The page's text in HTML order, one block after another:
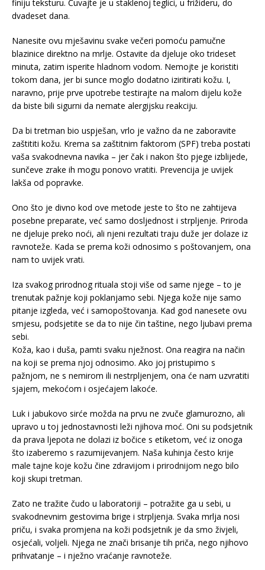
finiju teksturu. Čuvajte je u staklenoj teglici, u frižideru, do
dvadeset dana.
Nanesite ovu mješavinu svake večeri pomoću pamučne
blazinice direktno na mrlje. Ostavite da djeluje oko trideset
minuta, zatim isperite hladnom vodom. Nemojte je koristiti
tokom dana, jer bi sunce moglo dodatno iziritirati kožu. I,
naravno, prije prve upotrebe testirajte na malom dijelu kože
da biste bili sigurni da nemate alergijsku reakciju.
Da bi tretman bio uspješan, vrlo je važno da ne zaboravite
zaštititi kožu. Krema sa zaštitnim faktorom (SPF) treba postati
vaša svakodnevna navika – jer čak i nakon što pjege izblijede,
sunčeve zrake ih mogu ponovo vratiti. Prevencija je uvijek
lakša od popravke.
Ono što je divno kod ove metode jeste to što ne zahtijeva
posebne preparate, već samo dosljednost i strpljenje. Priroda
ne djeluje preko noći, ali njeni rezultati traju duže jer dolaze iz
ravnoteže. Kada se prema koži odnosimo s poštovanjem, ona
nam to uvijek vrati.
Iza svakog prirodnog rituala stoji više od same njege – to je
trenutak pažnje koji poklanjamo sebi. Njega kože nije samo
pitanje izgleda, već i samopoštovanja. Kad god nanesete ovu
smjesu, podsjetite se da to nije čin taštine, nego ljubavi prema
sebi.
Koža, kao i duša, pamti svaku nježnost. Ona reagira na način
na koji se prema njoj odnosimo. Ako joj pristupimo s
pažnjom, ne s nemirom ili nestrpljenjem, ona će nam uzvratiti
sjajem, mekoćom i osjećajem lakoće.
Luk i jabukovo sirće možda na prvu ne zvuče glamurozno, ali
upravo u toj jednostavnosti leži njihova moć. Oni su podsjetnik
da prava ljepota ne dolazi iz bočice s etiketom, već iz onoga
što izaberemo s razumijevanjem. Naša kuhinja često krije
male tajne koje kožu čine zdravijom i prirodnijom nego bilo
koji skupi tretman.
Zato ne tražite čudo u laboratoriji – potražite ga u sebi, u
svakodnevnim gestovima brige i strpljenja. Svaka mrlja nosi
priču, i svaka promjena na koži podsjetnik je da smo živjeli,
osjećali, voljeli. Njega ne znači brisanje tih priča, nego njihovo
prihvatanje – i nježno vraćanje ravnoteže.